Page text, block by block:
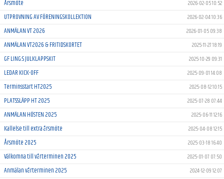
Årsmöte 2026-02-05 10:52
UTPROVNING AV FÖRENINGSKOLLEKTION 2026-02-04 10:36
ANMÄLAN VT 2026 2026-01-05 09:38
ANMÄLAN VT2026 & FRITIDSKORTET 2025-11-27 18:19
GF LING:S JULKLAPPSKIT 2025-10-29 09:31
LEDAR KICK-OFF 2025-09-01 14:08
Terminsstart HT2025 2025-08-12 10:15
PLATSSLÄPP HT 2025 2025-07-28 07:44
ANMÄLAN HÖSTEN 2025 2025-06-11 12:16
Kallelse till extra årsmöte 2025-04-08 12:15
Årsmöte 2025 2025-03-18 16:40
Välkomna till vårterminen 2025 2025-01-07 07:50
Anmälan vårterminen 2025 2024-12-09 12:07